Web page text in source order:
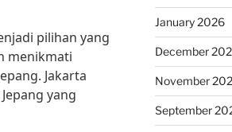
pilihan yang
menikmati
Jakarta
yang
January 2026
December
November
September